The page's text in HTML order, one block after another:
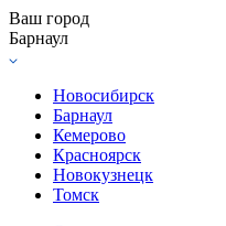
Ваш город
Барнаул
Новосибирск
Барнаул
Кемерово
Красноярск
Новокузнецк
Томск